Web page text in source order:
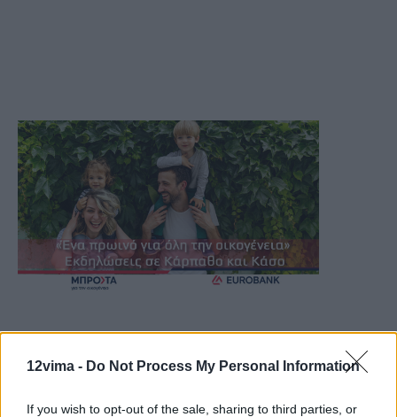
12vima - Do Not Process My Personal Information
If you wish to opt-out of the sale, sharing to third parties, or